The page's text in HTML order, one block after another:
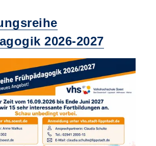
2026-2027